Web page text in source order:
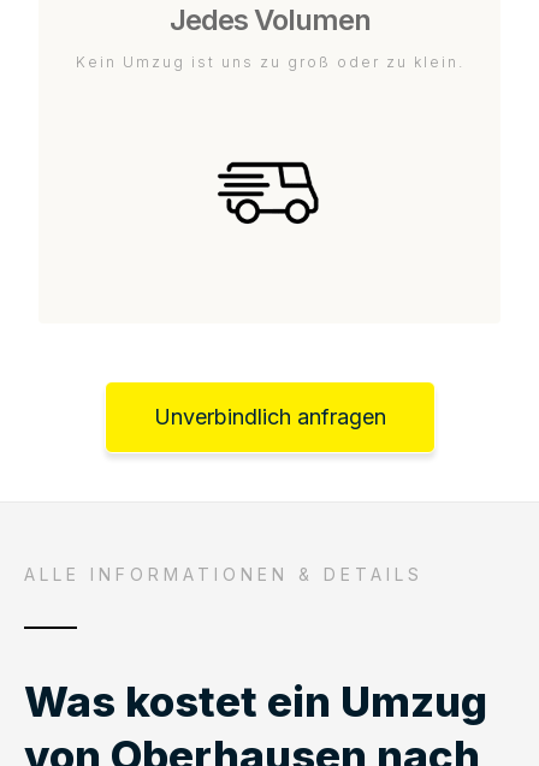
Jedes Volumen
Kein Umzug ist uns zu groß oder zu klein.
Unverbindlich anfragen
ALLE INFORMATIONEN & DETAILS
Was kostet ein Umzug
von Oberhausen nach